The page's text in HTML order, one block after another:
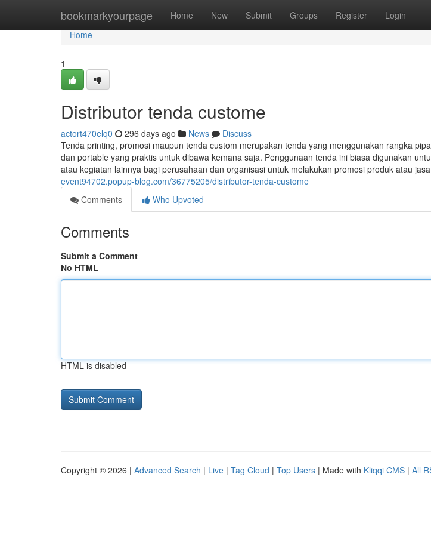
bookmarkyourpage Home New Submit Groups Register Login
Home
Home
1
Distributor tenda custome
actort470elq0 296 days ago News
Discuss
Tenda printing, promosi maupun tenda custom merupakan tenda yang menggunakan rangka
dan portable yang praktis untuk dibawa kemana saja. Penggunaan tenda ini biasa digunakan
atau kegiatan lainnya bagi perusahaan dan organisasi untuk melakukan promosi produk atau
event94702.popup-blog.com/36775205/distributor-tenda-custome
Comments
Who Upvoted
Comments
Submit a Comment
No HTML
HTML is disabled
Copyright © 2026 | Advanced Search | Live | Tag Cloud | Top Users | Made with Kliqqi CMS | All